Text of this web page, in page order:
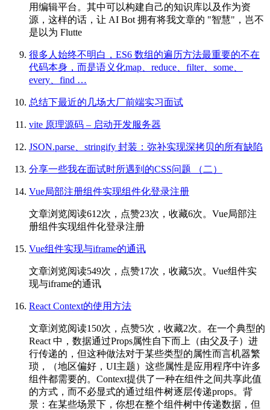
用编辑平台。其中可以构建自己的知识库以及作为资
源，这样的话，让 AI Bot 拥有将我文章的 "智慧"，岂不
是以为 Flutte
很多人始终不明白，ES6 数组的遍历方法最重要的不在
代码本身，而是语义化map、reduce、filter、some、
every、find …
总结下最近的几场大厂前端实习面试
vite 原理源码 – 启动开发服务器
JSON.parse、stringify 封装：弥补实现深拷贝的所有缺陷
分享一些我在面试时所遇到的CSS问题 （二）
Vue局部注册组件实现组件化登录注册
文章浏览阅读612次，点赞23次，收藏6次。Vue局部注
册组件实现组件化登录注册
Vue组件实现与iframe的通讯
文章浏览阅读549次，点赞17次，收藏5次。Vue组件实
现与iframe的通讯
React Context的使用方法
文章浏览阅读150次，点赞5次，收藏2次。在一个典型的
React 中，数据通过Props属性自下而上（由父及子）进
行传递的，但这种做法对于某些类型的属性而言机器繁
琐，（地区偏好，UI主题）这些属性是应用程序中许多
组件都需要的。Context提供了一种在组件之间共享此值
的方式，而不必显式的通过组件树逐层传递props。背
景：在某些场景下，你想在整个组件树中传递数据，但